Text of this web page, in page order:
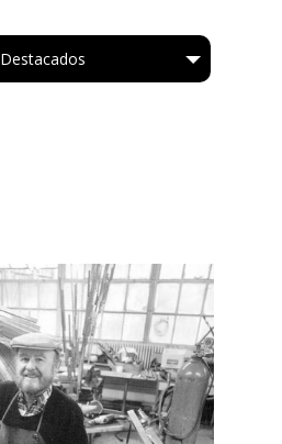
Destacados